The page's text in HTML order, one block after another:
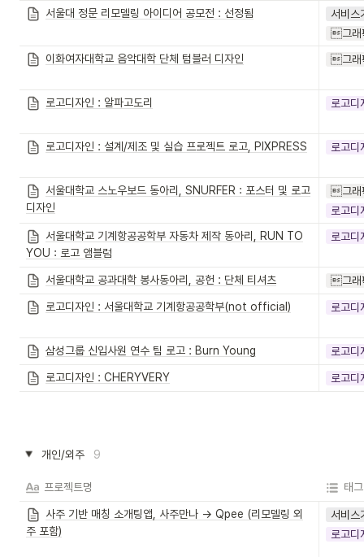
서울대 정문 리모델링 아이디어 공모전 : 선정됨
서비스
그래
이화여자대학교 음악대학 단체 텀블러 디자인
그래
로고디자인 : 알파고도리 로고디
로고디자인 : 설계/제조 및 실습 프로젝트 로고, PIXPRESS 로고디
서울대학교 스노우보드 동아리, SNURFER : 포스터 및 로고
디자인
그래
로고디
서울대학교 기계항공공학부 자동차 제작 동아리, RUN TO
YOU : 로고 앰블럼
로고디
서울대학교 공과대학 봉사동아리, 공헌 : 단체 티셔츠
그래
로고디자인 : 서울대학교 기계항공공학부(not official)
로고디
삼성그룹 신입사원 연수 팀 로고 : Burn Young
로고디
로고디자인 : CHERYVERY
로고디
개인/외주 9
프로젝트명 태그
사주 기반 매칭 소개팅앱, 사주만나 → Qpee (리모델링 외
주 포함)
서비스
로고디